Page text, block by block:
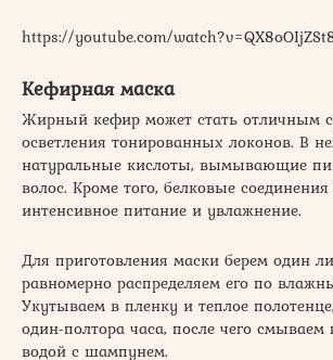
https://youtube.com/
Кефирная маска
Жирный кефир может стать отличным
осветления тонированных локонов. В
натуральные кислоты, вымывающие
волос. Кроме того, белковые
интенсивное питание и увлажнение.
Для приготовления маски берем один
равномерно распределяем его по
Укутываем в пленку и теплое
один-полтора часа, после чего смываем
водой с шампунем.